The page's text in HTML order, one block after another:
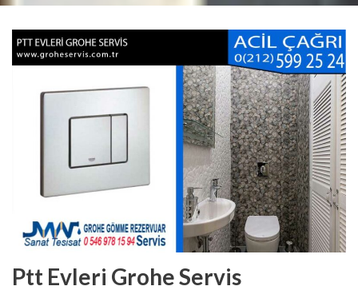
Ptt Evleri Grohe Servis